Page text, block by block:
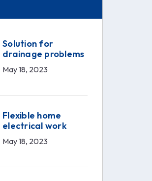
Solution for
drainage problems
May 18, 2023
Flexible home
electrical work
May 18, 2023